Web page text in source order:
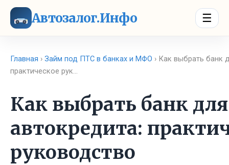
Автозалог.Инфо ☰
Главная › Займ под ПТС в банках и МФО › Как выбрать банк
практическое рук…
Как выбрать банк для
автокредита:
руководство